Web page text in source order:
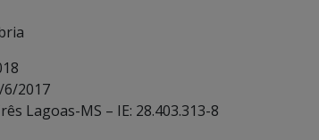
6/2017
Lagoas-MS – IE: 28.403.313-8